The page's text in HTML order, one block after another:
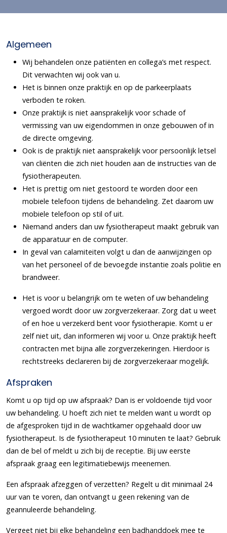
Algemeen
Wij behandelen onze patiënten en collega’s met respect.
Dit verwachten wij ook van u.
Het is binnen onze praktijk en op de parkeerplaats
verboden te roken.
Onze praktijk is niet aansprakelijk voor schade of
vermissing van uw eigendommen in onze gebouwen of in
de directe omgeving.
Ook is de praktijk niet aansprakelijk voor persoonlijk letsel
van cliënten die zich niet houden aan de instructies van de
fysiotherapeuten.
Het is prettig om niet gestoord te worden door een
mobiele telefoon tijdens de behandeling. Zet daarom uw
mobiele telefoon op stil of uit.
Niemand anders dan uw fysiotherapeut maakt gebruik van
de apparatuur en de computer.
In geval van calamiteiten volgt u dan de aanwijzingen op
van het personeel of de bevoegde instantie zoals politie en
brandweer.
Het is voor u belangrijk om te weten of uw behandeling
vergoed wordt door uw zorgverzekeraar. Zorg dat u weet
of en hoe u verzekerd bent voor fysiotherapie. Komt u er
zelf niet uit, dan informeren wij voor u. Onze praktijk heeft
contracten met bijna alle zorgverzekeringen. Hierdoor is
rechtstreeks declareren bij de zorgverzekeraar mogelijk.
Afspraken
Komt u op tijd op uw afspraak? Dan is er voldoende tijd voor
uw behandeling. U hoeft zich niet te melden want u wordt op
de afgesproken tijd in de wachtkamer opgehaald door uw
fysiotherapeut. Is de fysiotherapeut 10 minuten te laat? Gebruik
dan de bel of meldt u zich bij de receptie. Bij uw eerste
afspraak graag een legitimatiebewijs meenemen.
Een afspraak afzeggen of verzetten? Regelt u dit minimaal 24
uur van te voren, dan ontvangt u geen rekening van de
geannuleerde behandeling.
Vergeet niet bij elke behandeling een badhanddoek mee te